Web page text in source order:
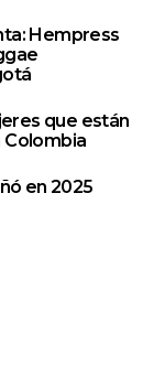
Hempress
que están
Colombia
en 2025